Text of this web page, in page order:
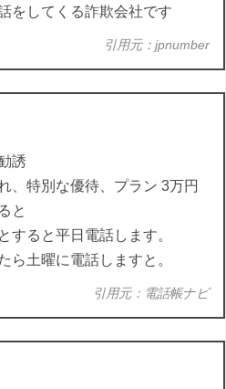
をしてくる詐欺会社です
引用元：jpnumber
誘
、特別な優待、プラン 3万円
と
すると平日電話します。
ら土曜に電話しますと。
引用元：電話帳ナビ